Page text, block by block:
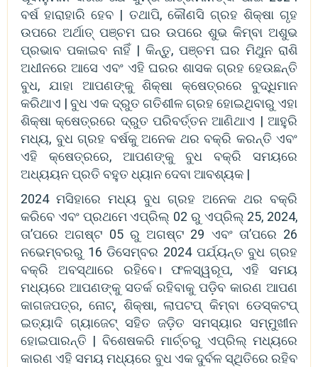
ବର୍ଷ ହାରାହାରି ହେବ | ତଥାପି, କୌଣସି ଗ୍ରହ ଶିକ୍ଷା ଗୃହ
ଉପରେ ଅର୍ଥାତ୍ ପଞ୍ଚମ ଘର ଉପରେ ଶୁଭ କିମ୍ବା ଅଶୁଭ
ପ୍ରଭାବ ପକାଇବ ନାହିଁ | କିନ୍ତୁ, ପଞ୍ଚମ ଘର ମିଥୁନ ରାଶି
ଅଧୀନରେ ଆସେ ଏବଂ ଏହି ଘରର ଶାସକ ଗ୍ରହ ହେଉଛନ୍ତି
ବୁଧ, ଯାହା ଆପଣଙ୍କୁ ଶିକ୍ଷା କ୍ଷେତ୍ରରେ ବୁଦ୍ଧିମାନ
କରିଥାଏ | ବୁଧ ଏକ ଦ୍ରୁତ ଗତିଶୀଳ ଗ୍ରହ ହୋଇଥିବାରୁ ଏହା
ଶିକ୍ଷା କ୍ଷେତ୍ରରେ ଦ୍ରୁତ ପରିବର୍ତ୍ତନ ଆଣିଥାଏ | ଆହୁରି
ମଧ୍ୟ, ବୁଧ ଗ୍ରହ ବର୍ଷକୁ ଅନେକ ଥର ବକ୍ରି କରନ୍ତି ଏବଂ
ଏହି କ୍ଷେତ୍ରରେ, ଆପଣଙ୍କୁ ବୁଧ ବକ୍ରି ସମୟରେ
ଅଧ୍ୟୟନ ପ୍ରତି ବହୁତ ଧ୍ୟାନ ଦେବା ଆବଶ୍ୟକ |
2024 ମସିହାରେ ମଧ୍ୟ ବୁଧ ଗ୍ରହ ଅନେକ ଥର ବକ୍ରି
କରିବେ ଏବଂ ପ୍ରଥମେ ଏପ୍ରିଲ୍ 02 ରୁ ଏପ୍ରିଲ୍ 25, 2024,
ତା’ପରେ ଅଗଷ୍ଟ 05 ରୁ ଅଗଷ୍ଟ 29 ଏବଂ ତା’ପରେ 26
ନଭେମ୍ବରରୁ 16 ଡିସେମ୍ବର 2024 ପର୍ଯ୍ୟନ୍ତ ବୁଧ ଗ୍ରହ
ବକ୍ରି ଅବସ୍ଥାରେ ରହିବେ। ଫଳସ୍ୱରୂପ, ଏହି ସମୟ
ମଧ୍ୟରେ ଆପଣଙ୍କୁ ସତର୍କ ରହିବାକୁ ପଡ଼ିବ କାରଣ ଆପଣ
କାଗଜପତ୍ର, ନୋଟ୍, ଶିକ୍ଷା, ଲାପଟପ୍ କିମ୍ବା ଡେସ୍କଟପ୍
ଇତ୍ୟାଦି ଗ୍ୟାଜେଟ୍ ସହିତ ଜଡ଼ିତ ସମସ୍ୟାର ସମ୍ମୁଖୀନ
ହୋଇପାରନ୍ତି | ବିଶେଷକରି ମାର୍ଚ୍ଚରୁ ଏପ୍ରିଲ୍ ମଧ୍ୟରେ
କାରଣ ଏହି ସମୟ ମଧ୍ୟରେ ବୁଧ ଏକ ଦୁର୍ବଳ ସ୍ଥିତିରେ ରହିବ